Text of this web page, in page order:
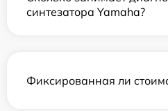
синтезатора Yamaha?
Фиксированная ли